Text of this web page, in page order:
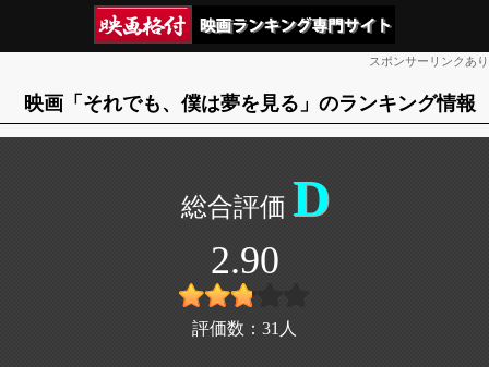
スポンサーリンクあり
映画「それでも、僕は夢を見る」のランキング情報
D
2.90
評価数： 31 人